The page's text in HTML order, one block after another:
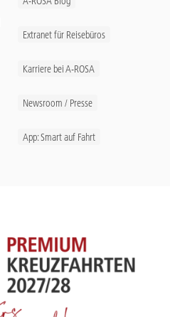
Extranet für Reisebüros
Karriere bei A-ROSA
Newsroom / Presse
App: Smart auf Fahrt